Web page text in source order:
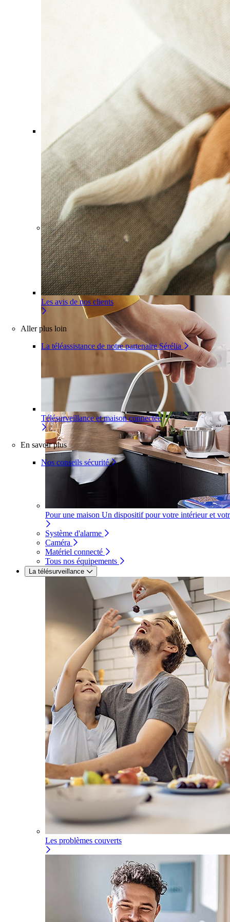
Comment ça marche ?
Télésurveillance et maison connectée
En savoir plus
Nos conseils sécurité
Les avis de nos clients
Aller plus loin
La téléassistance de notre partenaire Sérélia
Pour un appartement Une installation adaptée à votre
Pour une maison Un dispositif pour votre intérieur et
Système d'alarme
Caméra
Matériel connecté
Tous nos équipements
La télésurveillance
Les problèmes couverts